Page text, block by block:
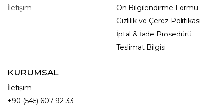
İletişim
Ön Bilgilendirme Formu
Gizlilik ve Çerez Politikası
İptal & İade Prosedürü
Teslimat Bilgisi
KURUMSAL
İletişim
+90 (545) 607 92 33